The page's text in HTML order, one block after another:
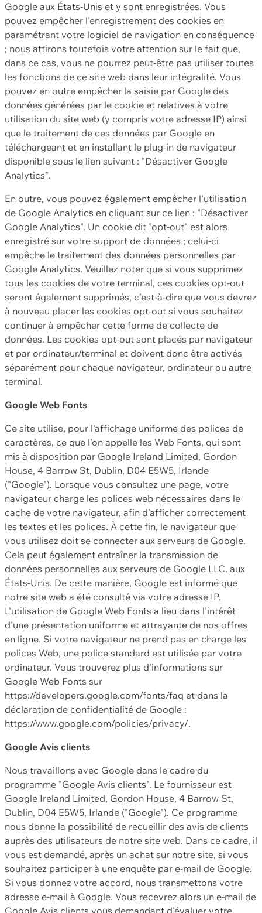
Google aux États-Unis et y sont enregistrées. Vous
pouvez empêcher l'enregistrement des cookies en
paramétrant votre logiciel de navigation en conséquence
; nous attirons toutefois votre attention sur le fait que,
dans ce cas, vous ne pourrez peut-être pas utiliser toutes
les fonctions de ce site web dans leur intégralité. Vous
pouvez en outre empêcher la saisie par Google des
données générées par le cookie et relatives à votre
utilisation du site web (y compris votre adresse IP) ainsi
que le traitement de ces données par Google en
téléchargeant et en installant le plug-in de navigateur
disponible sous le lien suivant : "Désactiver Google
Analytics".
En outre, vous pouvez également empêcher l'utilisation
de Google Analytics en cliquant sur ce lien : "Désactiver
Google Analytics". Un cookie dit "opt-out" est alors
enregistré sur votre support de données ; celui-ci
empêche le traitement des données personnelles par
Google Analytics. Veuillez noter que si vous supprimez
tous les cookies de votre terminal, ces cookies opt-out
seront également supprimés, c'est-à-dire que vous devrez
à nouveau placer les cookies opt-out si vous souhaitez
continuer à empêcher cette forme de collecte de
données. Les cookies opt-out sont placés par navigateur
et par ordinateur/terminal et doivent donc être activés
séparément pour chaque navigateur, ordinateur ou autre
terminal.
Google Web Fonts
Ce site utilise, pour l'affichage uniforme des polices de
caractères, ce que l'on appelle les Web Fonts, qui sont
mis à disposition par Google Ireland Limited, Gordon
House, 4 Barrow St, Dublin, D04 E5W5, Irlande
("Google"). Lorsque vous consultez une page, votre
navigateur charge les polices web nécessaires dans le
cache de votre navigateur, afin d'afficher correctement
les textes et les polices. À cette fin, le navigateur que
vous utilisez doit se connecter aux serveurs de Google.
Cela peut également entraîner la transmission de
données personnelles aux serveurs de Google LLC. aux
États-Unis. De cette manière, Google est informé que
notre site web a été consulté via votre adresse IP.
L'utilisation de Google Web Fonts a lieu dans l'intérêt
d'une présentation uniforme et attrayante de nos offres
en ligne. Si votre navigateur ne prend pas en charge les
polices Web, une police standard est utilisée par votre
ordinateur. Vous trouverez plus d'informations sur
Google Web Fonts sur
https://developers.google.com/fonts/faq et dans la
déclaration de confidentialité de Google :
https://www.google.com/policies/privacy/.
Google Avis clients
Nous travaillons avec Google dans le cadre du
programme "Google Avis clients". Le fournisseur est
Google Ireland Limited, Gordon House, 4 Barrow St,
Dublin, D04 E5W5, Irlande ("Google"). Ce programme
nous donne la possibilité de recueillir des avis de clients
auprès des utilisateurs de notre site web. Dans ce cadre, il
vous est demandé, après un achat sur notre site, si vous
souhaitez participer à une enquête par e-mail de Google.
Si vous donnez votre accord, nous transmettons votre
adresse e-mail à Google. Vous recevrez alors un e-mail de